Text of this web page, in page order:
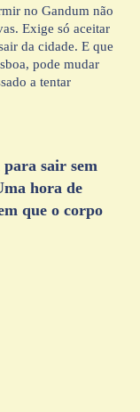
no Gandum não
Exige só aceitar
da cidade. E que
pode mudar
a tentar
para sair sem
hora de
que o corpo